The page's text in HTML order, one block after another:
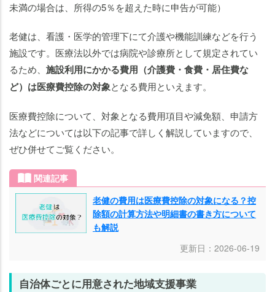
未満の場合は、所得の5％を超えた時に申告が可能）
老健は、看護・医学的管理下にて介護や機能訓練などを行う
施設です。医療法以外では病院や診療所として規定されてい
るため、 施設利用にかかる費用（介護費・食費・居住費な
ど）は医療費控除の対象となる費用といえます。
医療費控除について、対象となる費用項目や減免額、申請方
法などについては以下の記事で詳しく解説していますので、
ぜひ併せてご覧ください。
関連記事
老健の費用は医療費控除の対象になる？控
除額の計算方法や明細書の書き方について
も解説
更新日：2026-06-19
自治体ごとに用意された地域支援事業